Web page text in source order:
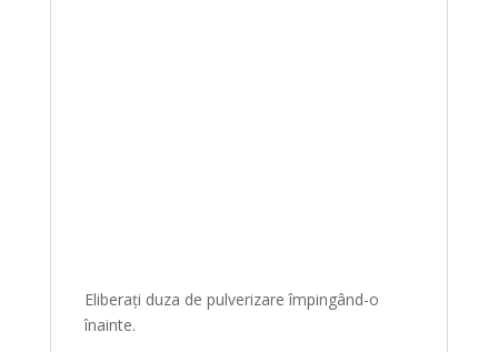
Eliberați duza de pulverizare împingând-o
înainte.